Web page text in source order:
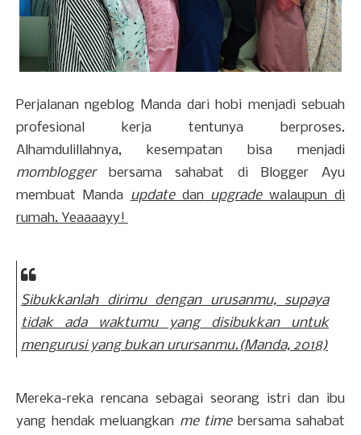
Perjalanan ngeblog Manda dari hobi menjadi sebuah
profesional kerja tentunya berproses.
Alhamdulillahnya, kesempatan bisa menjadi
mombloggerbersama sahabat di Blogger Ayu
membuat Manda update dan upgradewalaupun di
rumah. Yeaaaayy!
Sibukkanlah dirimu dengan urusanmu, supaya
tidak ada waktumu yang disibukkan untuk
mengurusi yang bukan urursanmu. (Manda, 2018)
Mereka-reka rencana sebagai seorang istri dan ibu
yang hendak meluangkan me timebersama sahabat